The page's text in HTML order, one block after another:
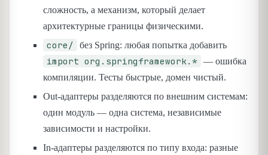
сложность, а механизм, который делает
архитектурные границы физическими.
core/ без Spring: любая попытка добавить
import org.springframework.*
— ошибка
компиляции. Тесты быстрые, домен чистый.
Out-адаптеры разделяются по внешним системам:
один модуль — одна система, независимые
зависимости и настройки.
In-адаптеры разделяются по типу входа: разные